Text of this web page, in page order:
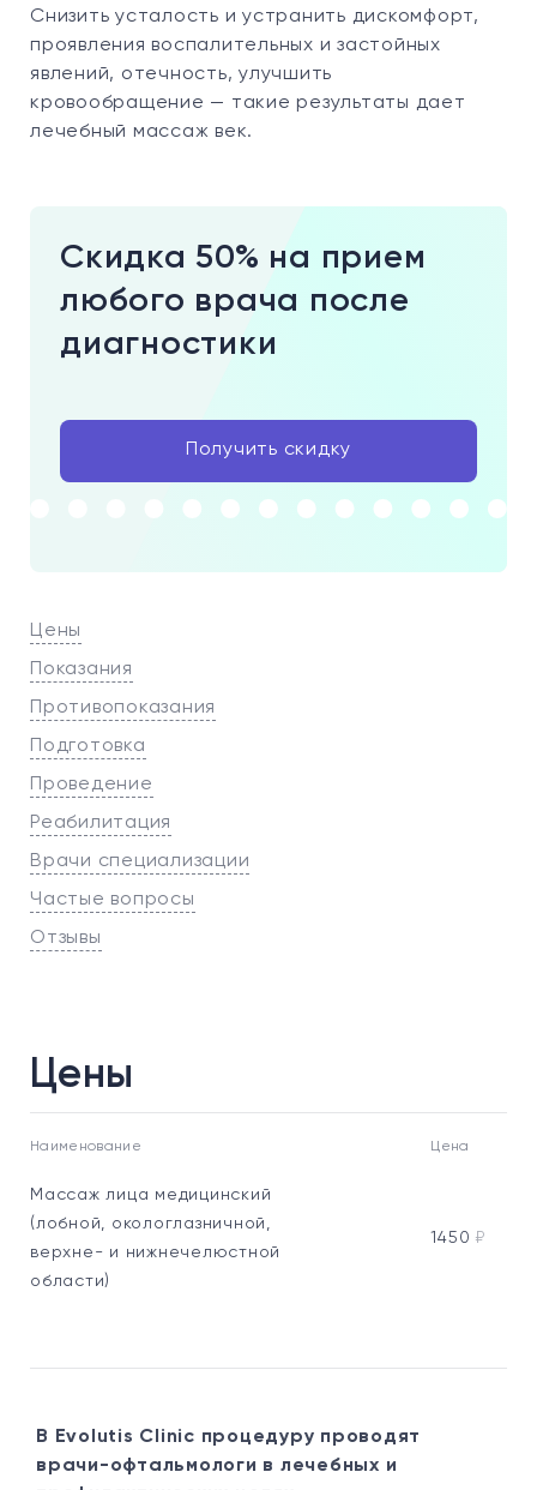
Цены
Показания
Противопоказания
Подготовка
Проведение
Реабилитация
Врачи специализации
Частые вопросы
Отзывы
Снизить усталость и устранить дискомфорт,
проявления воспалительных и застойных
явлений, отечность, улучшить
кровообращение — такие результаты дает
лечебный массаж век.
Скидка 50% на прием
любого врача после
диагностики
Получить скидку
Цены
Наименование Цена
Массаж лица медицинский
(лобной, окологлазничной,
верхне- и нижнечелюстной
области)
1450 ₽
В Evolutis Clinic процедуру проводят
врачи-офтальмологи в лечебных и